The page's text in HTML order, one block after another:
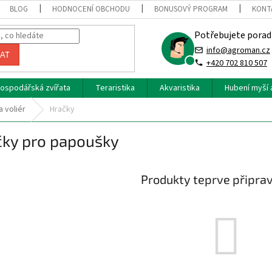
BLOG HODNOCENÍ OBCHODU BONUSOVÝ PROGRAM
Potřebujete
info@agroman.cz
+420 702 810 507
zvířata Teraristika Akvaristika Hubení myší
voliér Hračky
pro papoušky
Produkty teprve